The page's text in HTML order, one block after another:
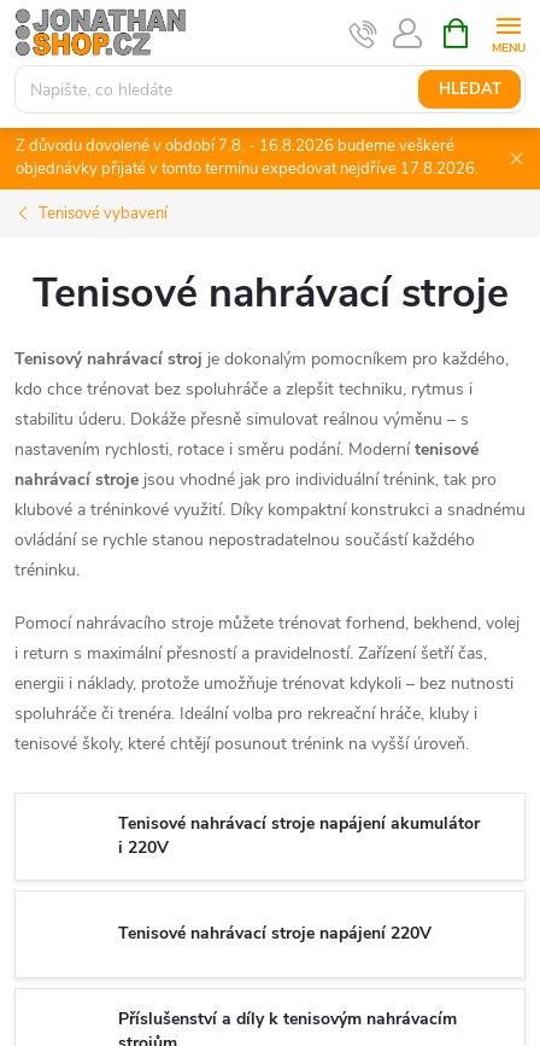
Přejít
na
obsah
HLEDAT
NÁKUPNÍ
KOŠÍK
Z důvodu dovolené v období 7.8. - 16.8.2026 budeme veškeré
objednávky přijaté v tomto termínu expedovat nejdříve 17.8.2026.
Tenisové vybavení
Tenisové nahrávací stroje
Tenisový nahrávací stroj je dokonalým pomocníkem pro každého,
kdo chce trénovat bez spoluhráče a zlepšit techniku, rytmus i
stabilitu úderu. Dokáže přesně simulovat reálnou výměnu – s
nastavením rychlosti, rotace i směru podání. Modernítenisové
nahrávací stroje jsou vhodné jak pro individuální trénink, tak pro
klubové a tréninkové využití. Díky kompaktní konstrukci a snadnému
ovládání se rychle stanou nepostradatelnou součástí každého
tréninku.
Pomocí nahrávacího stroje můžete trénovat forhend, bekhend, volej
i return s maximální přesností a pravidelností. Zařízení šetří čas,
energii i náklady, protože umožňuje trénovat kdykoli – bez nutnosti
spoluhráče či trenéra. Ideální volba pro rekreační hráče, kluby i
tenisové školy, které chtějí posunout trénink na vyšší úroveň.
Tenisové nahrávací stroje napájení akumulátor
i 220V
Tenisové nahrávací stroje napájení 220V
Příslušenství a díly k tenisovým nahrávacím